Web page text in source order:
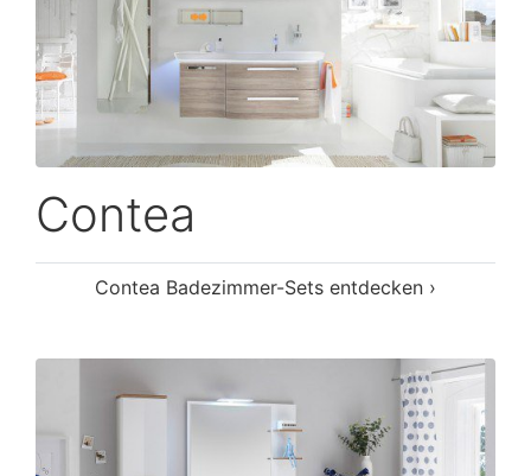
Contea
Contea Badezimmer-Sets entdecken ›